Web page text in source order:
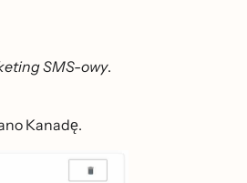
SMS-owy.
Kanadę.